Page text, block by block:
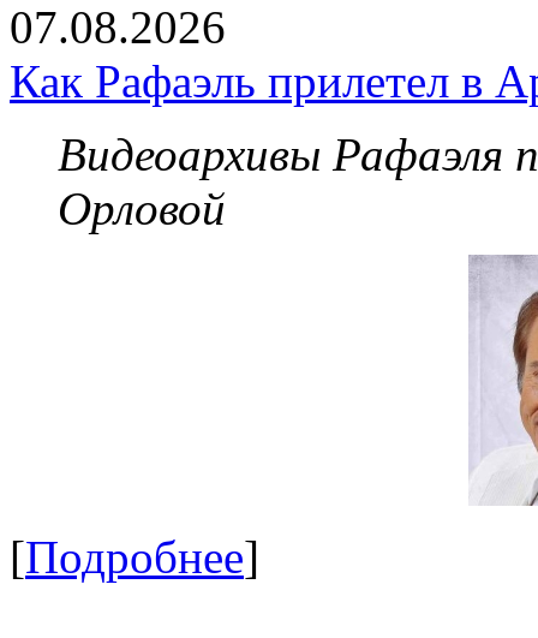
07.08.2026
Как Рафаэль прилетел в
Видеоархивы Рафаэля
Орловой
[Подробнее]